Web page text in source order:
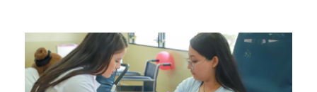
FACULTADES
REGISTRO ACADÉMICO